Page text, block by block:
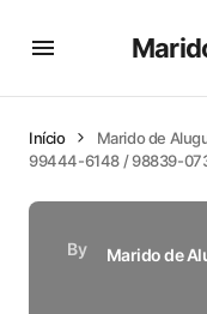
Início
Marido de
99444-6148 / 98839-
By Marido de